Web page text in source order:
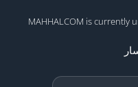
MAHHALCOM is currently